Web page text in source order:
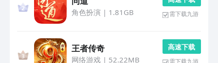
角色扮演 | 1.81GB 需下载九游
王者传奇
网络游戏| 52.22MB
高 速 下 载
需下载九游